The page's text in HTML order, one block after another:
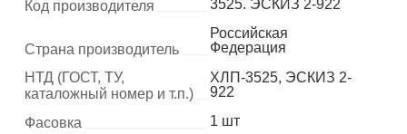
Код производителя
3525. ЭСКИЗ 2-922
Страна производитель
Российская
Федерация
НТД (ГОСТ, ТУ,
каталожный номер и т.п.)
ХЛП-3525, ЭСКИЗ 2-
922
Фасовка
1 шт